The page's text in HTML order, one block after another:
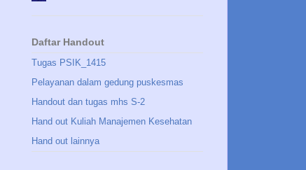
Daftar Handout
Tugas PSIK_1415
Pelayanan dalam gedung puskesmas
Handout dan tugas mhs S-2
Hand out Kuliah Manajemen Kesehatan
Hand out lainnya